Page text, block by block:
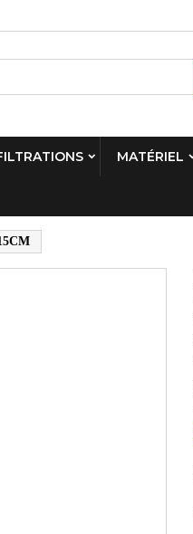
MATÉRIEL